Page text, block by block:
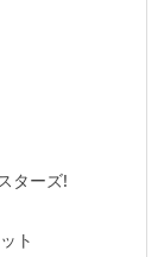
ターズ!
ト